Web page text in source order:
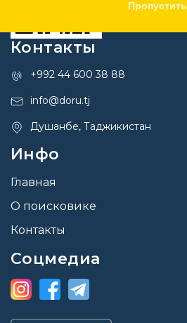
Пропустить
Контакты
+992 44 600 38 88
info@doru.tj
Душанбе, Таджикистан
Инфо
Главная
О поисковике
Контакты
Соцмедиа